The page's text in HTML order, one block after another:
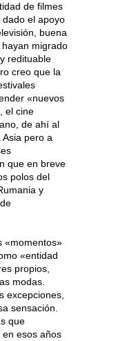
de filmes
el apoyo
buena
migrado
redituable
creo que la
«nuevos
el cine
de ahí al
pero a
que en breve
polos del
y
«momentos»
«entidad
propios,
modas.
excepciones,
sensación.
que
esos años